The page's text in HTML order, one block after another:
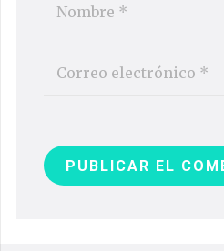
PUBLICAR EL